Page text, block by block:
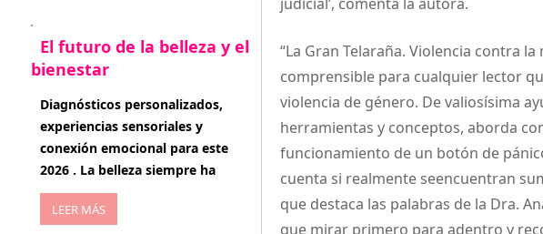
“La Gran Telaraña. Violencia contra
comprensible para cualquier lector
violencia de género. De valiosísima
herramientas y conceptos, aborda
funcionamiento de un botón de
cuenta si realmente seencuentran
que destaca las palabras de la Dra.
que mirar primero para adentro y
El futuro de la belleza y el
bienestar
enero 15, 2026
Diagnósticos personalizados,
experiencias sensoriales y
conexión emocional para este
2026 . La belleza siempre ha
LEER MÁS